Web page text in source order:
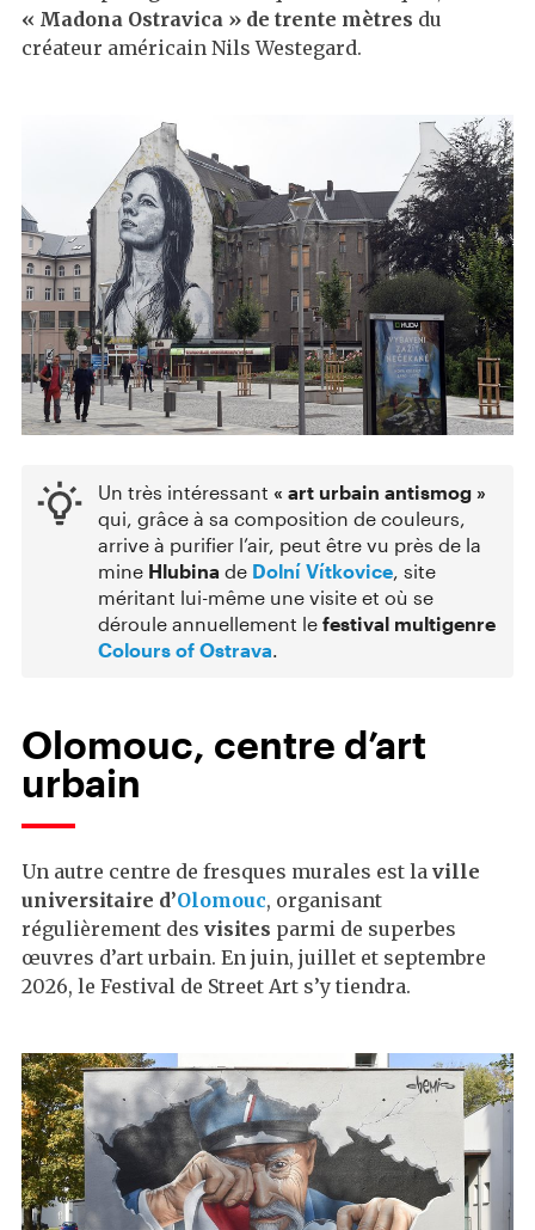
« Madona Ostravica » de trente mètres du
créateur américain Nils Westegard.
Un très intéressant « art urbain antismog »
qui, grâce à sa composition de couleurs,
arrive à purifier l’air, peut être vu près de la
mine Hlubina de Dolní Vítkovice, site
méritant lui-même une visite et où se
déroule annuellement le festival multigenre
Colours of Ostrava.
Olomouc, centre d’art
urbain
Un autre centre de fresques murales est la ville
universitaire d’Olomouc, organisant
régulièrement des visites parmi de superbes
œuvres d’art urbain. En juin, juillet et septembre
2026, le Festival de Street Art s’y tiendra.